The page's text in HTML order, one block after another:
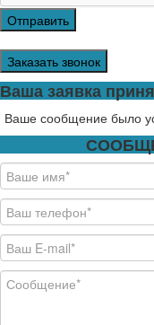
Отправить
Заказать звонок
Ваша заявка
Ваше сообщение было